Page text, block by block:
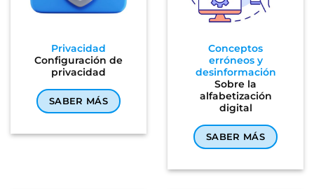
Privacidad
Configuración de
privacidad
SABER MÁS
Conceptos
erróneos y
desinformación
Sobre la
alfabetización
digital
SABER MÁS